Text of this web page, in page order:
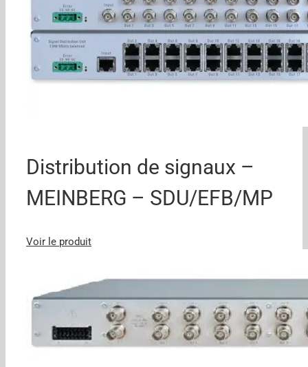
Distribution de signaux –
MEINBERG – SDU/EFB/MP
Voir le produit